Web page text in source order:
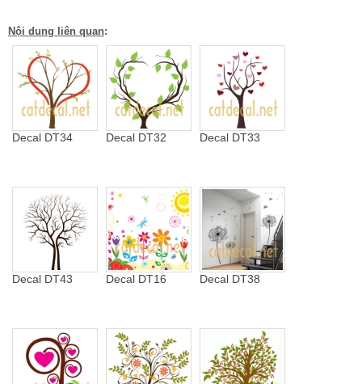
Nội dung liên quan:
Decal DT34 Decal DT32 Decal DT33
Decal DT43 Decal DT16 Decal DT38